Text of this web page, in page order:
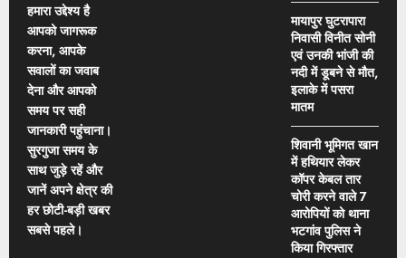
हमारा उद्देश्य है
आपको जागरूक
करना, आपके
सवालों का जवाब
देना और आपको
समय पर सही
जानकारी पहुंचाना।
सुरगुजा समय के
साथ जुड़े रहें और
जानें अपने क्षेत्र की
हर छोटी-बड़ी खबर
सबसे पहले।
मायापुर घुटरापारा
निवासी विनीत सोनी
एवं उनकी भांजी की
नदी में डूबने से मौत,
इलाके में पसरा
मातम
शिवानी भूमिगत खान
में हथियार लेकर
कॉपर केबल तार
चोरी करने वाले 7
आरोपियों को थाना
भटगांव पुलिस ने
किया गिरफ्तार